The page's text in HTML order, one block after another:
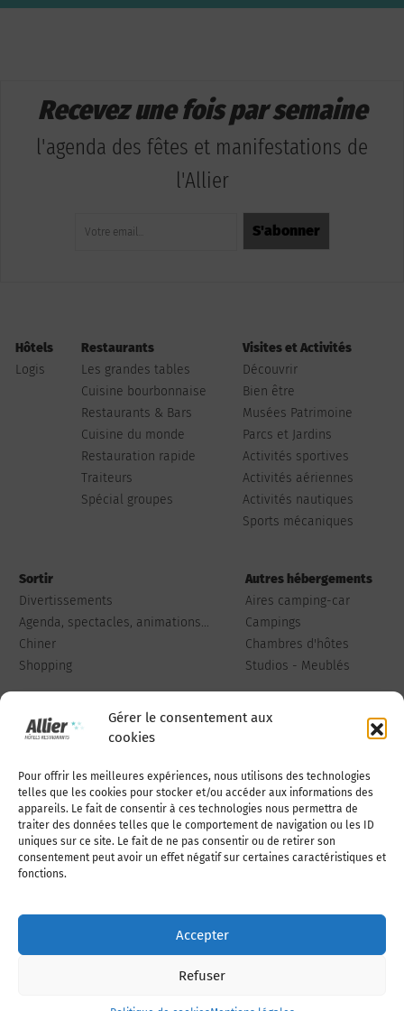
Gérer le consentement aux
cookies
Pour offrir les meilleures expériences, nous utilisons des technologies
telles que les cookies pour stocker et/ou accéder aux informations des
appareils. Le fait de consentir à ces technologies nous permettra de
traiter des données telles que le comportement de navigation ou les ID
uniques sur ce site. Le fait de ne pas consentir ou de retirer son
consentement peut avoir un effet négatif sur certaines caractéristiques et
fonctions.
Accepter
Refuser
Recevez une fois par semaine
l'agenda des fêtes et manifestations de
l'Allier
Hôtels
Logis
Restaurants
Les grandes tables
Cuisine bourbonnaise
Restaurants & Bars
Cuisine du monde
Restauration rapide
Traiteurs
Spécial groupes
Visites et Activités
Découvrir
Bien être
Musées Patrimoine
Parcs et Jardins
Activités sportives
Activités aériennes
Activités nautiques
Sports mécaniques
Sortir
Divertissements
Agenda, spectacles, animations...
Chiner
Shopping
Autres hébergements
Aires camping-car
Campings
Chambres d'hôtes
Studios - Meublés
Qui sommes-nous Publiez votre annonce
Adhérer à l’association Nous contacter
Politique de cookies (UE)